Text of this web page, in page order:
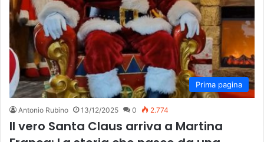
Prima pagina
Antonio Rubino 13/12/2025 0 2.774
Il vero Santa Claus arriva a Martina